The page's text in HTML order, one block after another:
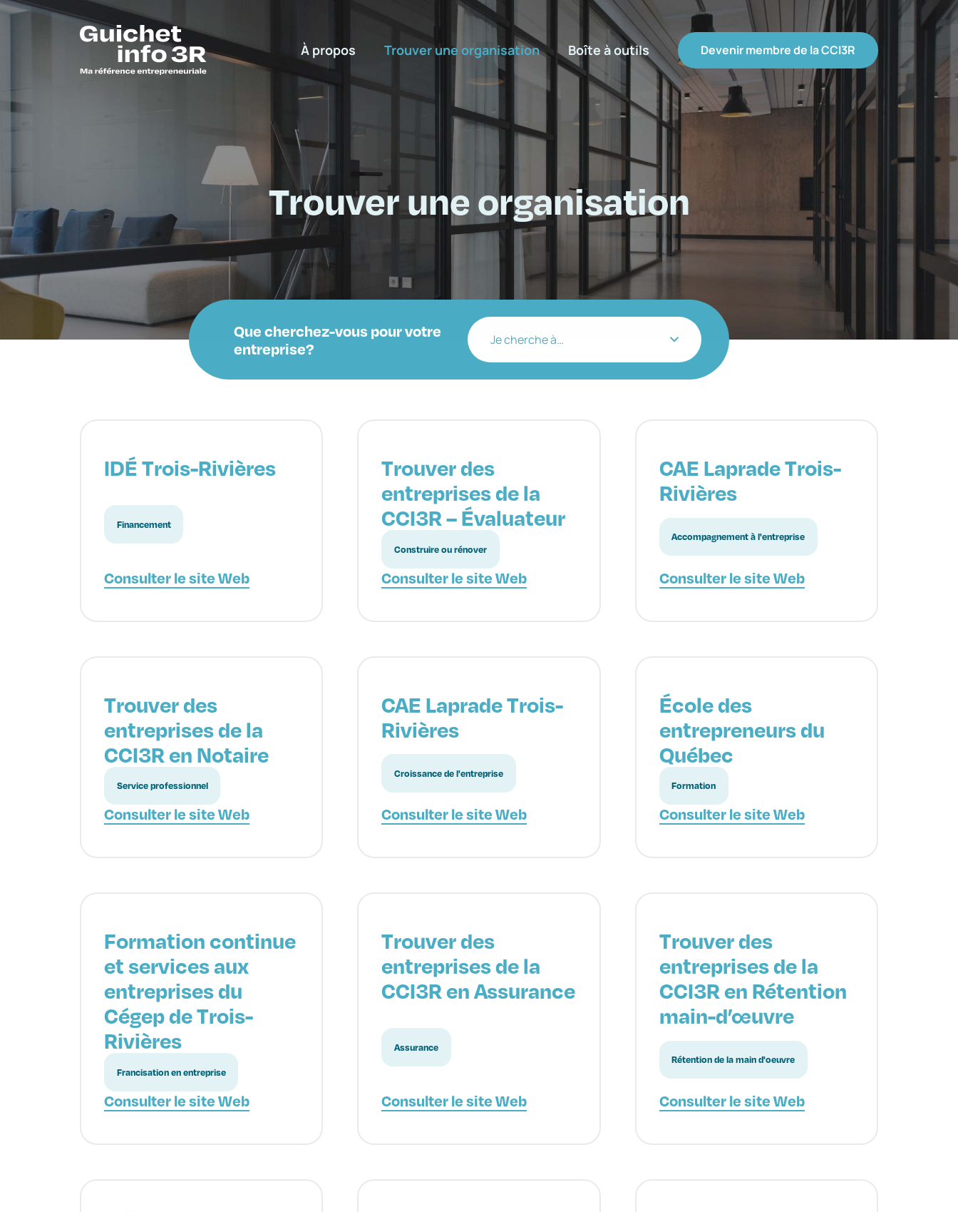
À propos Trouver une organisation Boîte à outils Devenir membre de la CCI3R
Trouver une organisation
Que cherchez-vous pour votre
entreprise?
Je cherche à…
IDÉ Trois-Rivières
Financement
Consulter le site Web
Trouver des
entreprises de la
CCI3R – Évaluateur
Construire ou rénover
Consulter le site Web
CAE Laprade Trois-
Rivières
Accompagnement à l'entreprise
Consulter le site Web
Trouver des
entreprises de la
CCI3R en Notaire
Service professionnel
Consulter le site Web
CAE Laprade Trois-
Rivières
Croissance de l'entreprise
Consulter le site Web
École des
entrepreneurs du
Québec
Formation
Consulter le site Web
Formation continue
et services aux
entreprises du
Cégep de Trois-
Rivières
Francisation en entreprise
Consulter le site Web
Trouver des
entreprises de la
CCI3R en Assurance
Assurance
Consulter le site Web
Trouver des
entreprises de la
CCI3R en Rétention
main-d’œuvre
Rétention de la main d'oeuvre
Consulter le site Web